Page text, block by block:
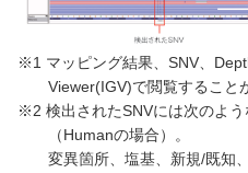
※1 マッピング結果、SNV、
Viewer(IGV)で閲覧すること
※2 検出されたSNVには次のよ
（Humanの場合）。
変異箇所、塩基、新規/既知